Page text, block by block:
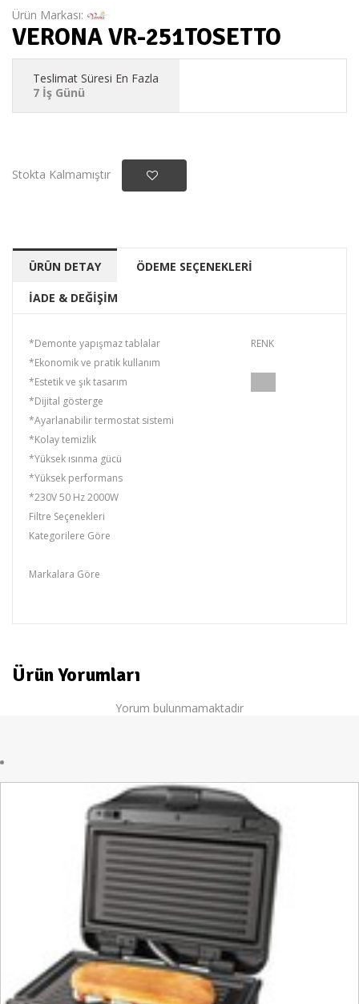
Ürün Markası:
VERONA VR-251TOSETTO
Teslimat Süresi En Fazla
7 İş Günü
Stokta Kalmamıştır
ÜRÜN DETAY ÖDEME SEÇENEKLERİ
İADE & DEĞİŞİM
*Demonte yapışmaz tablalar
*Ekonomik ve pratik kullanım
*Estetik ve şık tasarım
*Dijital gösterge
*Ayarlanabilir termostat sistemi
*Kolay temizlik
*Yüksek ısınma gücü
*Yüksek performans
*230V 50 Hz 2000W
RENK
Filtre Seçenekleri
Kategorilere Göre
Markalara Göre
Ürün Yorumları
Yorum bulunmamaktadır